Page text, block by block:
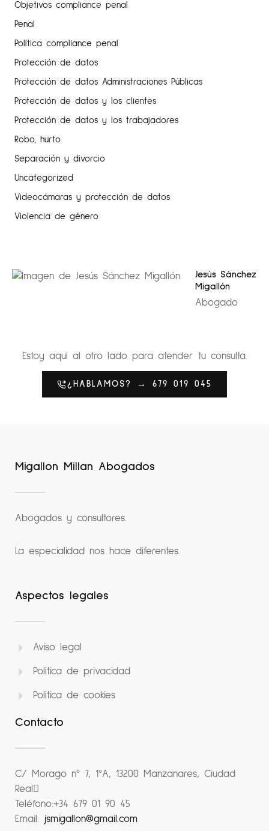
Objetivos compliance penal
Penal
Política compliance penal
Protección de datos
Protección de datos Administraciones Públicas
Protección de datos y los clientes
Protección de datos y los trabajadores
Robo, hurto
Separación y divorcio
Uncategorized
Videocámaras y protección de datos
Violencia de género
Jesús Sánchez
Migallón
Abogado
Estoy aquí al otro lado para atender tu consulta.
¿HABLAMOS? → 679 019 045
Migallon Millan Abogados
Abogados y consultores.
La especialidad nos hace diferentes.
Aspectos legales
Aviso legal
Política de privacidad
Política de cookies
Contacto
C/ Morago nº 7, 1ºA, 13200 Manzanares, Ciudad
Real
Teléfono:+34 679 01 90 45
Email:
jsmigallon@gmail.com